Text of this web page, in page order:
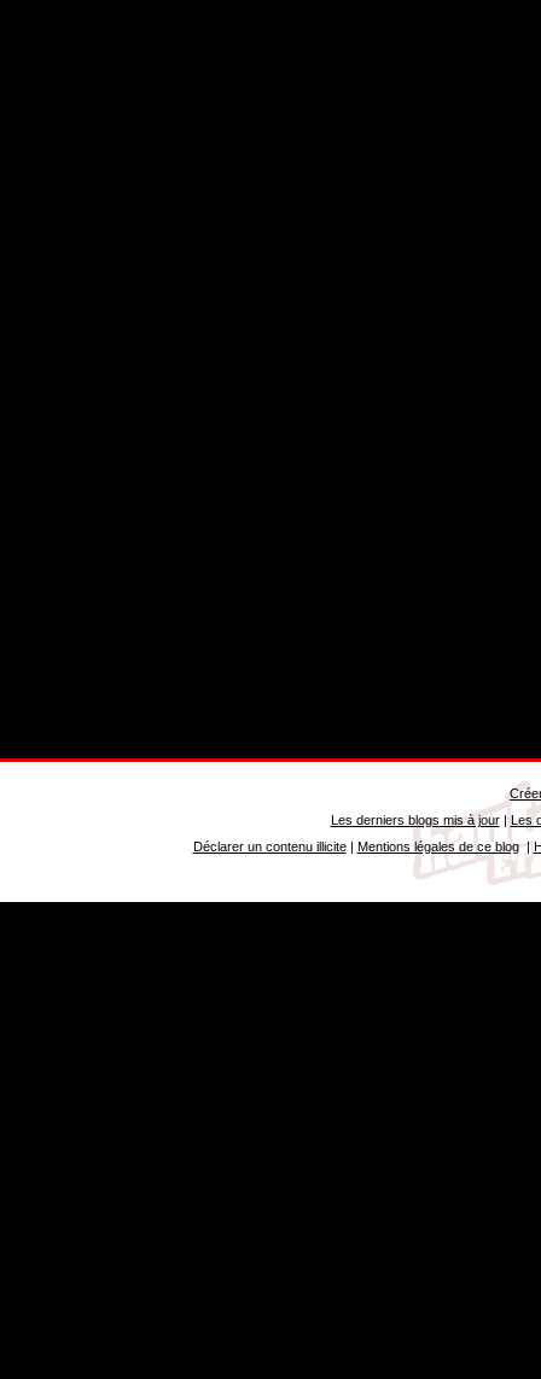
Les derniers blogs mis à jour| Les
Déclarer un contenu illicite| Mentions légales de ce blog|